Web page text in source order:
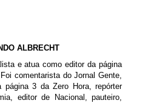
ALBRECHT
e atua como editor da página
comentarista do Jornal Gente,
página 3 da Zero Hora, repórter
editor de Nacional, pauteiro,